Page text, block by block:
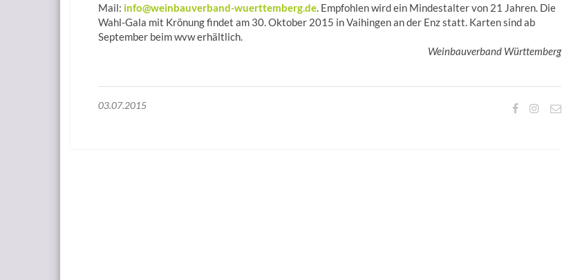
Mail: info@weinbauverband-wuerttemberg.de. Empfohlen wird ein Mindestalter von 21 Jahren. Die
Wahl-Gala mit Krönung findet am 30. Oktober 2015 in Vaihingen an der Enz statt. Karten sind ab
September beim wvw erhältlich.
Weinbauverband Württemberg
03.07.2015